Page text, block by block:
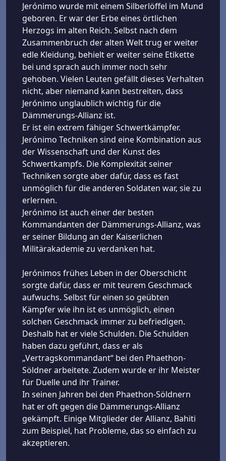
Jerónimo wurde mit einem Silberlöffel im Mund
geboren. Er war der Erbe eines örtlichen
Herzogs im alten Reich. Selbst nach dem
Zusammenbruch der alten Welt trug er weiter
edle Kleidung, behielt er weiter seine Etikette
bei und sprach auch immer noch sehr
gehoben. Vielen Leuten gefällt dieses Verhalten
nicht, aber niemand kann bestreiten, dass
Jerónimo unglaublich wichtig für die
Dämmerungs-Allianz ist.
Er ist ein extrem fähiger Schwertkämpfer.
Jerónimo Techniken sind eine Kombination aus
der Wissenschaft und der Kunst des
Schwertkampfs. Die Komplexität seiner
Techniken sorgte aber dafür, dass es fast
unmöglich für die anderen Soldaten war, sie zu
erlernen.
Jerónimo ist auch einer der besten
Kommandanten der Dämmerungs-Allianz, was
er seiner Bildung an der Kaiserlichen
Militärakademie zu verdanken hat.
Jerónimos frühes Leben in der Oberschicht
sorgte dafür, dass er mit teurem Geschmack
aufwuchs. Selbst für einen so geübten
Kämpfer wie ihn ist es unmöglich, einen
solchen Geschmack immer zu befriedigen.
Deshalb hat er viele Schulden. Die Schulden
haben dazu geführt, dass er als
„Vertragskommandant“ bei den Phaethon-
Söldner arbeitete. Zudem wurde er ihr Meister
für Duelle und ihr Trainer.
In seinen Jahren bei den Phaethon-Söldnern
hat er oft gegen die Dämmerungs-Allianz
gekämpft. Einige Mitglieder der Allianz, Bahiti
zum Beispiel, hat Probleme, das so einfach zu
akzeptieren.